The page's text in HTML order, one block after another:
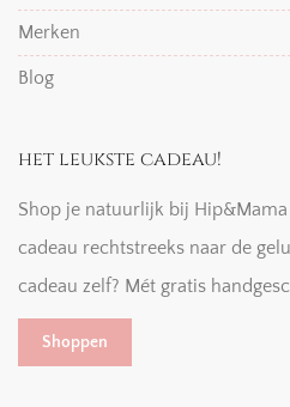
Merken
Blog
het leukste cadeau!
Shop je natuurlijk bij
cadeau rechtstreeks naar de
cadeau zelf? Mét gratis
Shoppen